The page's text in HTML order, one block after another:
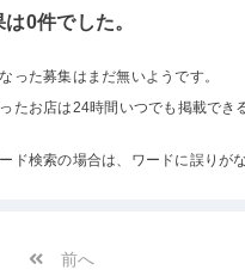
0件でした。
った募集はまだ無いようです。
たお店は24時間いつでも掲載で
ド検索の場合は、ワードに誤りが
前へ